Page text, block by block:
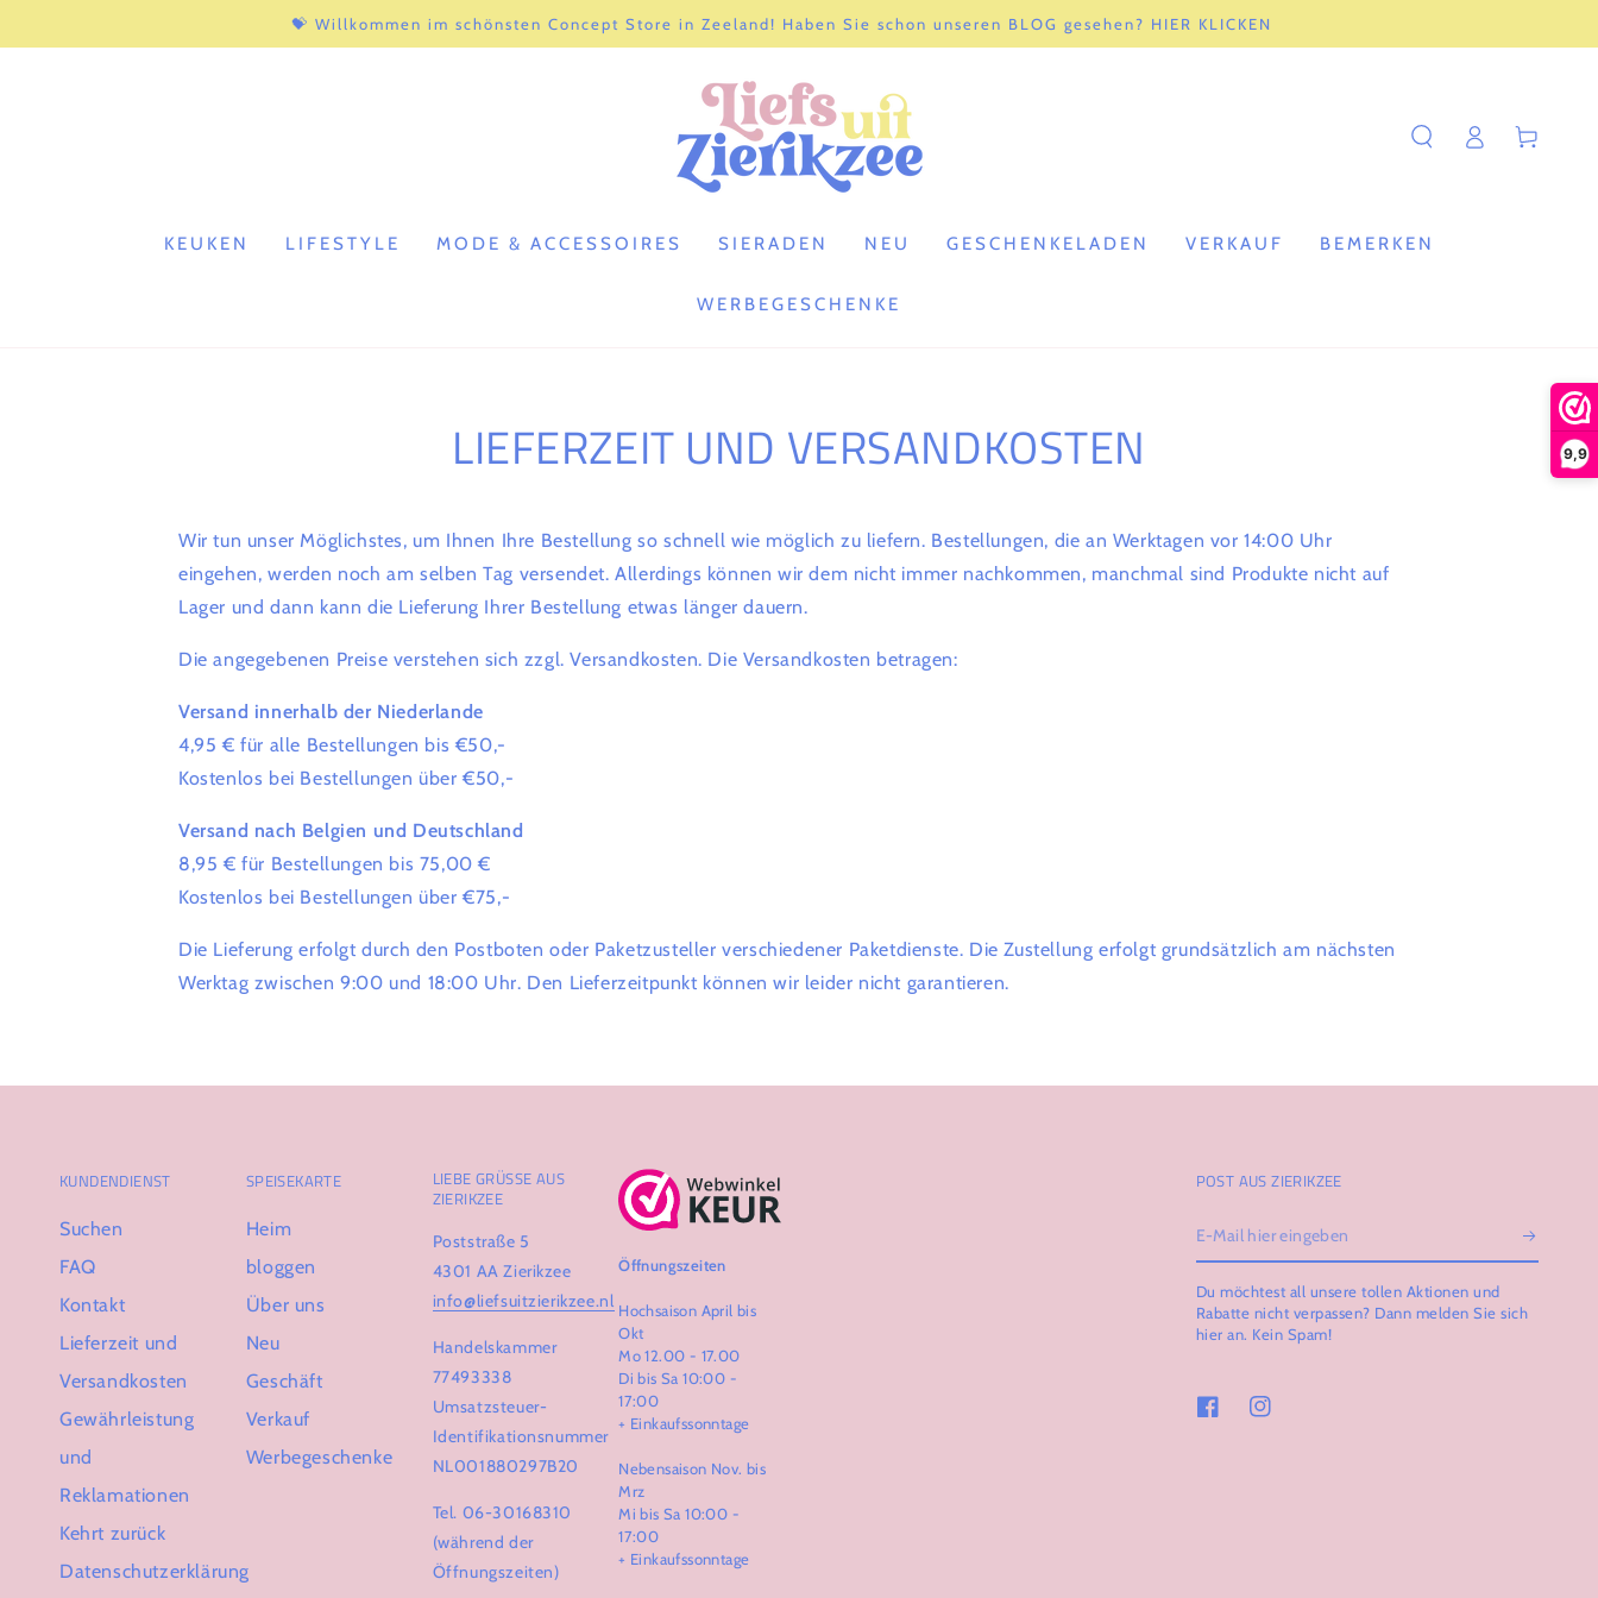
9,9
💝 Willkommen im schönsten Concept Store in Zeeland! Haben Sie schon unseren BLOG gesehen? HIER KLICKEN
KEUKEN LIFESTYLE MODE & ACCESSOIRES SIERADEN NEU GESCHENKELADEN VERKAUF BEMERKEN
WERBEGESCHENKE
EinloggenWarenkorb
LIEFERZEIT UND VERSANDKOSTEN
Wir tun unser Möglichstes, um Ihnen Ihre Bestellung so schnell wie möglich zu liefern. Bestellungen, die an Werktagen vor 14:00 Uhr
eingehen, werden noch am selben Tag versendet. Allerdings können wir dem nicht immer nachkommen, manchmal sind Produkte nicht auf
Lager und dann kann die Lieferung Ihrer Bestellung etwas länger dauern.
Die angegebenen Preise verstehen sich zzgl. Versandkosten. Die Versandkosten betragen:
Versand innerhalb der Niederlande
4,95 € für alle Bestellungen bis €50,-
Kostenlos bei Bestellungen über €50,-
Versand nach Belgien und Deutschland
8,95 € für Bestellungen bis 75,00 €
Kostenlos bei Bestellungen über €75,-
Die Lieferung erfolgt durch den Postboten oder Paketzusteller verschiedener Paketdienste. Die Zustellung erfolgt grundsätzlich am nächsten
Werktag zwischen 9:00 und 18:00 Uhr. Den Lieferzeitpunkt können wir leider nicht garantieren.
KUNDENDIENST
Suchen
FAQ
Kontakt
Lieferzeit und
Versandkosten
Gewährleistung
und
Reklamationen
Kehrt zurück
Datenschutzerklärung
SPEISEKARTE
Heim
bloggen
Über uns
Neu
Geschäft
Verkauf
Werbegeschenke
LIEBE GRÜSSE AUS Z
IERIKZEE
Poststraße 5
4301 AA Zierikzee
info@liefsuitzierikzee.nl
Handelskammer
77493338
Umsatzsteuer-
Identifikationsnummer
NL001880297B20
Tel. 06-30168310
(während der
Öffnungszeiten)
Öffnungszeiten
Hochsaison April bis
Okt
Mo 12.00 - 17.00
Di bis Sa 10:00 -
17:00
+ Einkaufssonntage
Nebensaison Nov. bis
Mrz
Mi bis Sa 10:00 -
17:00
+ Einkaufssonntage
POST AUS ZIERIKZEE
E-
Mail
hier
eingeben
Du möchtest all unsere tollen Aktionen und
Rabatte nicht verpassen? Dann melden Sie sich
hier an. Kein Spam!
FacebookInstagram